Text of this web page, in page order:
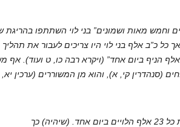
כל כ”ב אלף בני לוי היו צריכים לעבור את
הניף ביום אחד” (ויקרא רבה כו, ט ועוד). אף
(סנהדרין קי, א), והוא מן המשוררים (ערכין
כך